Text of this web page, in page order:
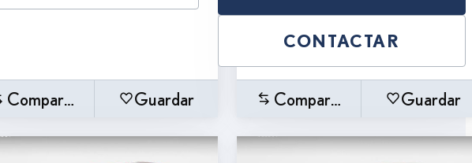
Comparar Guardar
CONTACTAR
Comparar Guardar